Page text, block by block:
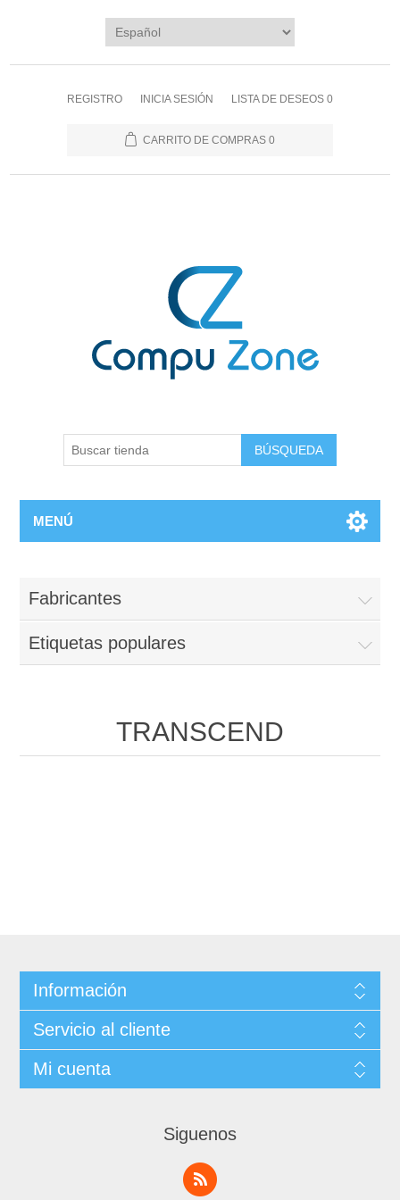
REGISTRO INICIA SESIÓN LISTA DE DESEOS 0
CARRITO DE COMPRAS 0
BÚSQUEDA
MENÚ
Fabricantes
Etiquetas populares
TRANSCEND
Información
Servicio al cliente
Mi cuenta
Siguenos